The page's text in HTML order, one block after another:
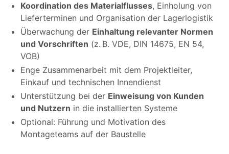
Koordination des Materialflusses, Einholung von
Lieferterminen und Organisation der Lagerlogistik
Überwachung der Einhaltung relevanter Normen
und Vorschriften (z. B. VDE, DIN 14675, EN 54,
VOB)
Enge Zusammenarbeit mit dem Projektleiter,
Einkauf und technischen Innendienst
Unterstützung bei der Einweisung von Kunden
und Nutzern in die installierten Systeme
Optional: Führung und Motivation des
Montageteams auf der Baustelle